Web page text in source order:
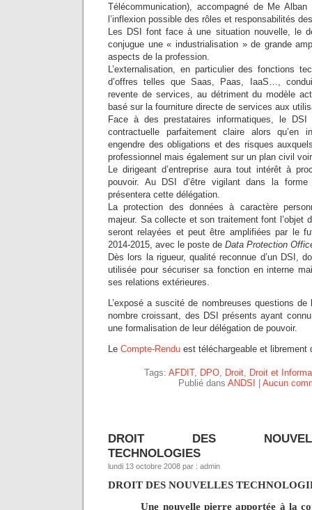
Télécommunication), accompagné de Me
l’inflexion possible des rôles et responsabilités
Les DSI font face à une situation nouvelle, le
conjugue une « industrialisation » de grande
aspects de la profession.
L’externalisation, en particulier des fonctions
d’offres telles que Saas, Paas, IaaS…,
revente de services, au détriment du modèle
basé sur la fourniture directe de services aux
Face à des prestataires informatiques, le
contractuelle parfaitement claire alors qu’en
engendre des obligations et des risques
professionnel mais également sur un plan civil
Le dirigeant d’entreprise aura tout intérêt à
pouvoir. Au DSI d’être vigilant dans la forme
présentera cette délégation.
La protection des données à caractère
majeur. Sa collecte et son traitement font l’objet
seront relayées et peut être amplifiées par le
2014-2015, avec le poste de Data Protection
Dès lors la rigueur, qualité reconnue d’un DSI,
utilisée pour sécuriser sa fonction en interne
ses relations extérieures.
L’exposé a suscité de nombreuses questions
nombre croissant, des DSI présents ayant
une formalisation de leur délégation de pouvoir.
Le Compte-Rendu est téléchargeable et librement
Tags: AFDIT, DPO, Droit, Droit et
Publié dans ANDSI Aucun
DROIT DES
TECHNOLOGIES
lundi 13 octobre 2008 par : admin
DROIT DES NOUVELLES
Une nouvelle pierre apportée à la